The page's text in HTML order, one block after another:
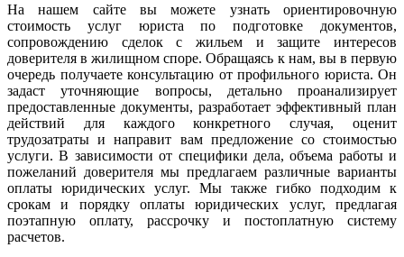
На нашем сайте вы можете узнать ориентировочную
стоимость услуг юриста по подготовке документов,
сопровождению сделок с жильем и защите интересов
доверителя в жилищном споре. Обращаясь к нам, вы в первую
очередь получаете консультацию от профильного юриста. Он
задаст уточняющие вопросы, детально проанализирует
предоставленные документы, разработает эффективный план
действий для каждого конкретного случая, оценит
трудозатраты и направит вам предложение со стоимостью
услуги. В зависимости от специфики дела, объема работы и
пожеланий доверителя мы предлагаем различные варианты
оплаты юридических услуг. Мы также гибко подходим к
срокам и порядку оплаты юридических услуг, предлагая
поэтапную оплату, рассрочку и постоплатную систему
расчетов.